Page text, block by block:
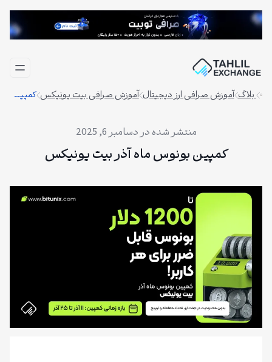
رفتن
بلاگ آموزش صرافی ارز دیجیتال آموزش صرافی بیت یونیکس کمپین بونوس ماه آذر بیت‌ یونیکس
دسامبر 6, 2025
کمپین بونوس ماه آذر بیت‌ یونیکس